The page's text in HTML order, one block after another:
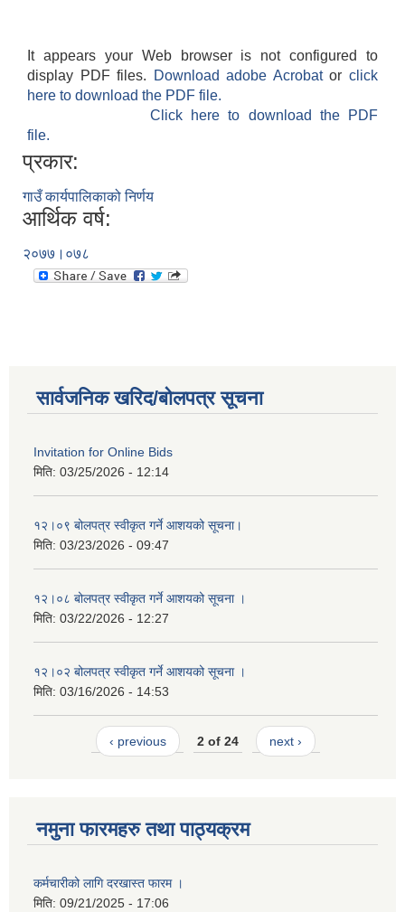
It appears your Web browser is not configured to
display PDF files.
Download adobe Acrobatorclick
here to download the PDF file.
Click here to download the PDF
file.
प्रकार:
गाउँ कार्यपालिकाको निर्णय
आर्थिक वर्ष:
२०७७।०७८
सार्वजनिक खरिद/बोलपत्र सूचना
Invitation for Online Bids
मिति: 03/25/2026 - 12:14
१२।०९ बोलपत्र स्वीकृत गर्ने आशयको सूचना।
मिति: 03/23/2026 - 09:47
१२।०८ बोलपत्र स्वीकृत गर्ने आशयको सूचना ।
मिति: 03/22/2026 - 12:27
१२।०२ बोलपत्र स्वीकृत गर्ने आशयको सूचना ।
मिति: 03/16/2026 - 14:53
‹ previous 2 of 24 next ›
नमुना फारमहरु तथा पाठ्यक्रम
कर्मचारीको लागि दरखास्त फारम ।
मिति: 09/21/2025 - 17:06